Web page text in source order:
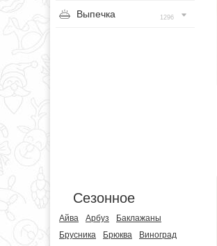
Выпечка 1296
Сезонное
Айва Арбуз
Баклажаны
Брусника
Брюква
Виноград